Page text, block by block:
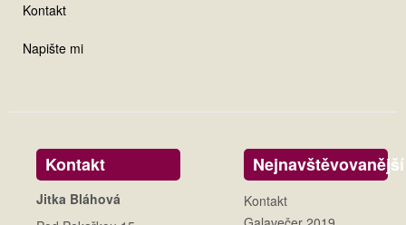
Kontakt
Napište mi
Kontakt
Jitka Bláhová
Nejnavštěvovanější
Kontakt